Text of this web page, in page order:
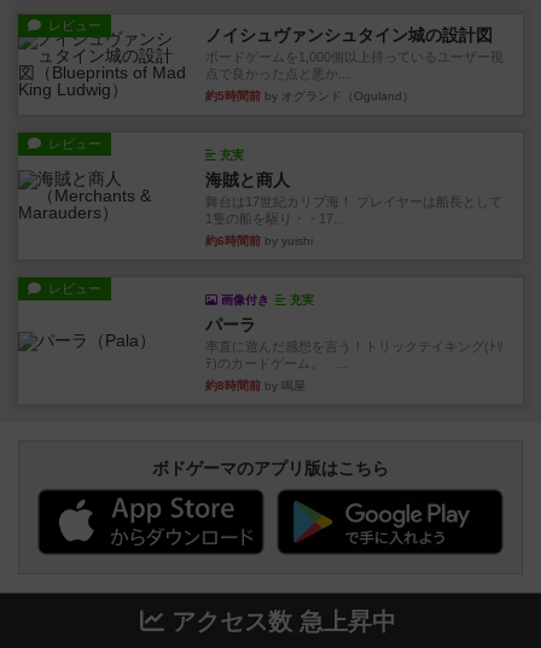
レビュー ノイシュヴァンシュタイン城の設計図
ボードゲームを1,000個以上持っているユーザー視
点で良かった点と悪か...
約5時間前 by オグランド（Oguland）
レビュー
充実
海賊と商人
舞台は17世紀カリブ海！ プレイヤーは船長として
1隻の船を駆り・・17...
約6時間前 by yuishi
レビュー
画像付き 充実
パーラ
率直に遊んだ感想を言う！トリックテイキング(ﾄﾘ
ﾃ)のカードゲーム。 ...
約8時間前 by 鳴屋
ボドゲーマのアプリ版はこちら
アクセス数 急上昇中